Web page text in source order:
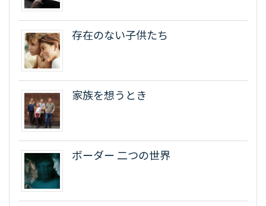
存在のない子供たち
家族を想うとき
ボーダー 二つの世界